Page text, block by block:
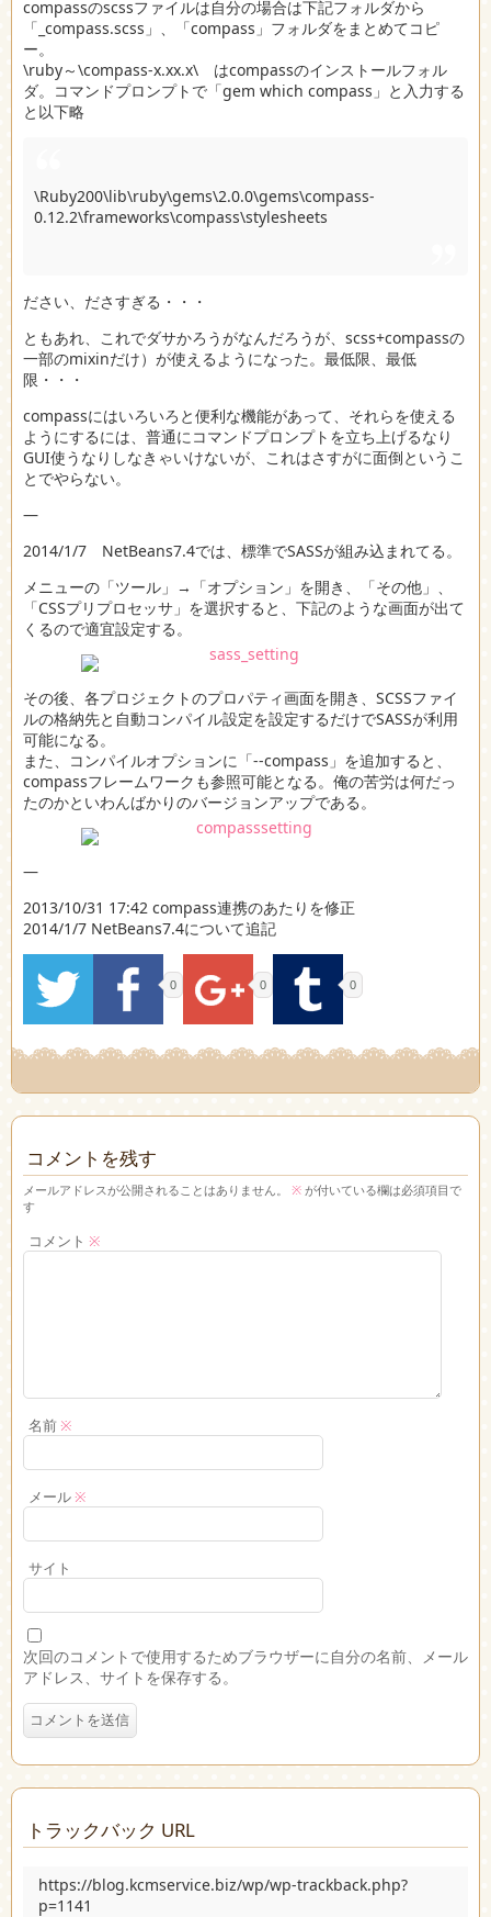
compassのscssファイルは自分の場合は下記フォルダから
「_compass.scss」、「compass」フォルダをまとめてコピ
ー。
\ruby～\compass-x.xx.x\ はcompassのインストールフォル
ダ。コマンドプロンプトで「gem which compass」と入力する
と以下略
\Ruby200\lib\ruby\gems\2.0.0\gems\compass-
0.12.2\frameworks\compass\stylesheets
ださい、ださすぎる・・・
ともあれ、これでダサかろうがなんだろうが、scss+compassの
一部のmixinだけ）が使えるようになった。最低限、最低
限・・・
compassにはいろいろと便利な機能があって、それらを使える
ようにするには、普通にコマンドプロンプトを立ち上げるなり
GUI使うなりしなきゃいけないが、これはさすがに面倒というこ
とでやらない。
—
2014/1/7 NetBeans7.4では、標準でSASSが組み込まれてる。
メニューの「ツール」→「オプション」を開き、「その他」、
「CSSプリプロセッサ」を選択すると、下記のような画面が出て
くるので適宜設定する。
その後、各プロジェクトのプロパティ画面を開き、SCSSファイ
ルの格納先と自動コンパイル設定を設定するだけでSASSが利用
可能になる。
また、コンパイルオプションに「--compass」を追加すると、
compassフレームワークも参照可能となる。俺の苦労は何だっ
たのかといわんばかりのバージョンアップである。
—
2013/10/31 17:42 compass連携のあたりを修正
2014/1/7 NetBeans7.4について追記
0 0 0
コメントを残す
メールアドレスが公開されることはありません。 ※ が付いている欄は必須項目で
す
コメント ※
名前※
メール※
サイト
次回のコメントで使用するためブラウザーに自分の名前、メール
アドレス、サイトを保存する。
トラックバック URL
https://blog.kcmservice.biz/wp/wp-trackback.php?
p=1141